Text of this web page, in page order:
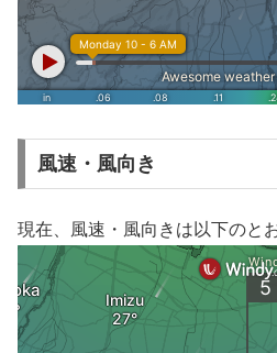
風速・風向き
現在、風速・風向きは以下のと